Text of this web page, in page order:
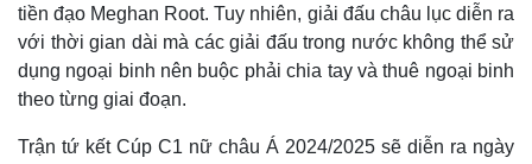
tiền đạo Meghan Root. Tuy nhiên, giải đấu châu lục diễn ra
với thời gian dài mà các giải đấu trong nước không thể sử
dụng ngoại binh nên buộc phải chia tay và thuê ngoại binh
theo từng giai đoạn.
Trận tứ kết Cúp C1 nữ châu Á 2024/2025 sẽ diễn ra ngày